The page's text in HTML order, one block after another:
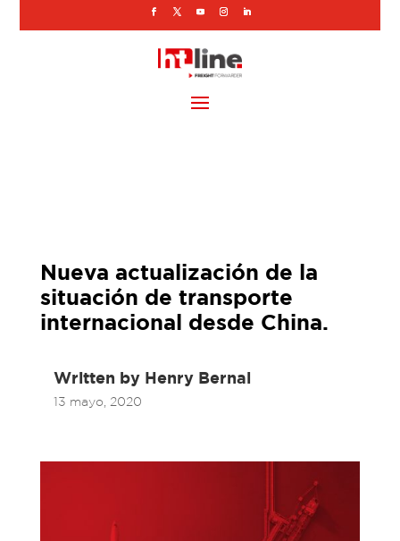
Nueva actualización de la
situación de transporte
internacional desde China.
Written by Henry Bernal
13 mayo, 2020